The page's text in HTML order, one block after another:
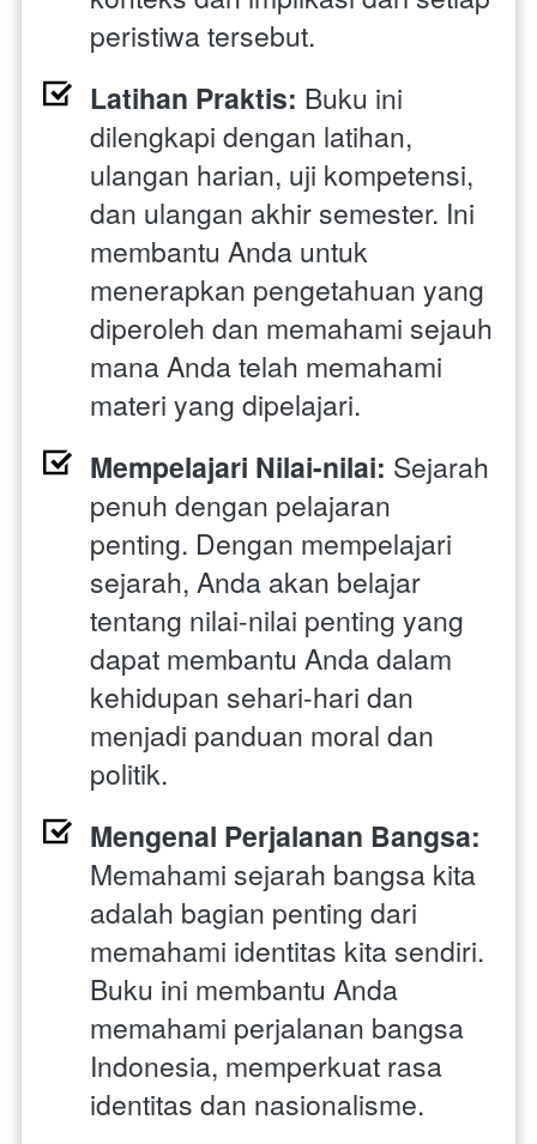
peristiwa tersebut.
Latihan Praktis: Buku ini
dilengkapi dengan latihan,
ulangan harian, uji kompetensi,
dan ulangan akhir semester. Ini
membantu Anda untuk
menerapkan pengetahuan yang
diperoleh dan memahami sejauh
mana Anda telah memahami
materi yang dipelajari.
Mempelajari Nilai-nilai: Sejarah
penuh dengan pelajaran
penting. Dengan mempelajari
sejarah, Anda akan belajar
tentang nilai-nilai penting yang
dapat membantu Anda dalam
kehidupan sehari-hari dan
menjadi panduan moral dan
politik.
Mengenal Perjalanan Bangsa:
Memahami sejarah bangsa kita
adalah bagian penting dari
memahami identitas kita sendiri.
Buku ini membantu Anda
memahami perjalanan bangsa
Indonesia, memperkuat rasa
identitas dan nasionalisme.